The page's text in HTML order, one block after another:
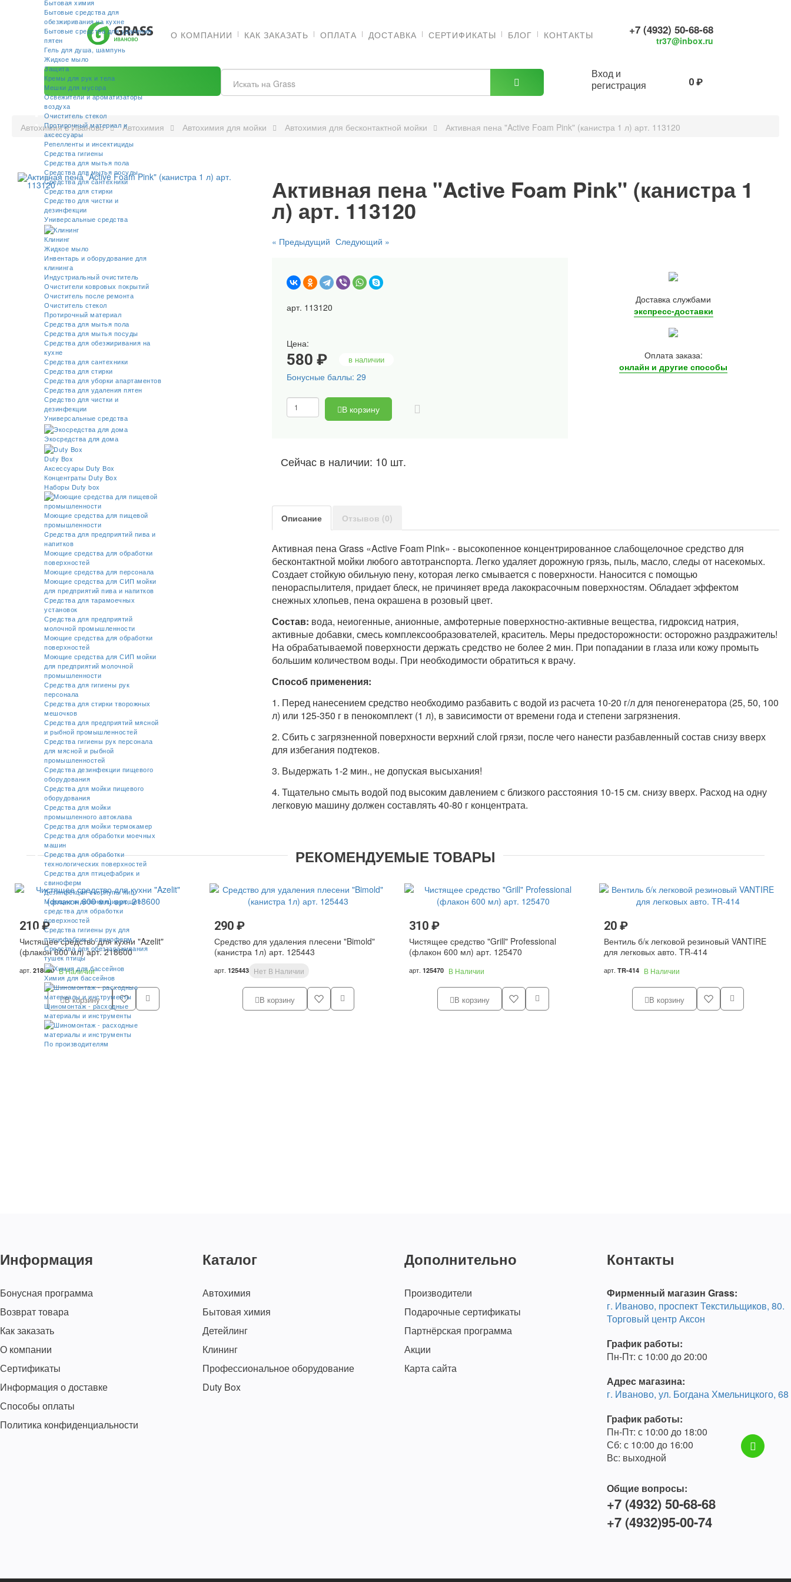
О КОМПАНИИ КАК ЗАКАЗАТЬ ОПЛАТА ДОСТАВКА СЕРТИФИКАТЫ БЛОГ КОНТАКТЫ +7 (4932) 50-68-68
tr37@inbox.ru
Бытовая химия
Бытовые средства для
обезжиривания на кухне
Бытовые средства для удаления
пятен
Гель для душа, шампунь
Жидкое мыло
Защита
Кремы для рук и тела
Мешки для мусора
Освежители и ароматизаторы
воздуха
Очиститель стекол
Протирочный материал и
аксессуары
Репелленты и инсектициды
Средства гигиены
Средства для мытья пола
Средства для мытья посуды
Средства для сантехники
Средства для стирки
Средство для чистки и
дезинфекции
Универсальные средства
Клининг
Жидкое мыло
Инвентарь и оборудование для
клининга
Индустриальный очиститель
Очистители ковровых покрытий
Очиститель после ремонта
Очиститель стекол
Протирочный материал
Средства для мытья пола
Средства для мытья посуды
Средства для обезжиривания на
кухне
Средства для сантехники
Средства для стирки
Средства для уборки апартаментов
Средства для удаления пятен
Средство для чистки и
дезинфекции
Универсальные средства
Экосредства для дома
Duty Box
Аксессуары Duty Box
Концентраты Duty Box
Наборы Duty box
Моющие средства для пищевой
промышленности
Cредства для предприятий пива и
напитков
Моющие средства для обработки
поверхностей
Моющие средства для персонала
Моющие средства для СИП мойки
для предприятий пива и напитков
Средства для тарамоечных
установок
Средства для предприятий
молочной промышленности
Моющие средства для обработки
поверхностей
Моющие средства для СИП мойки
для предприятий молочной
промышленности
Средства для гигиены рук
персонала
Средства для стирки творожных
мешочков
Средства для предприятий мясной
и рыбной промышленностей
Средства гигиены рук персонала
для мясной и рыбной
промышленностей
Средства дезинфекции пищевого
оборудования
Средства для мойки пищевого
оборудования
Средства для мойки
промышленного автоклава
Средства для мойки термокамер
Средства для обработки моечных
машин
Средства для обработки
технологических поверхностей
Средства для птицефабрик и
свиноферм
Дезинфекция скорлупы яиц
Моющие и дезинфицирующие
средства для обработки
поверхностей
Средства гигиены рук для
птицефабрик и свиноферм
Средства для обеззараживания
тушек птицы
Химия для бассейнов
Шиномонтаж - расходные
материалы и инструменты
По производителям
Вход и
регистрация
0 ₽
Автохимия в Иваново Автохимия Автохимия для мойки Автохимия для бесконтактной мойки Активная пена "Active Foam Pink" (канистра 1 л) арт. 113120
Активная пена "Active Foam Pink" (канистра 1
л) арт. 113120
« Предыдущий Следующий »
арт. 113120
Цена:
580 ₽ в наличии
Бонусные баллы: 29
В корзину
Доставка службами
экспресс-доставки
Оплата заказа:
онлайн и другиеспособы
Сейчас в наличии: 10 шт.
Описание Отзывов (0)
Активная пена Grass «Active Foam Pink» - высокопенное концентрированное слабощелочное средство для
бесконтактной мойки любого автотранспорта. Легко удаляет дорожную грязь, пыль, масло, следы от насекомых.
Создает стойкую обильную пену, которая легко смывается с поверхности. Наносится с помощью
пенораспылителя, придает блеск, не причиняет вреда лакокрасочным поверхностям. Обладает эффектом
снежных хлопьев, пена окрашена в розовый цвет.
Состав: вода, неиогенные, анионные, амфотерные поверхностно-активные вещества, гидроксид натрия,
активные добавки, смесь комплексообразователей, краситель. Меры предосторожности: осторожно раздражитель!
На обрабатываемой поверхности держать средство не более 2 мин. При попадании в глаза или кожу промыть
большим количеством воды. При необходимости обратиться к врачу.
Способ применения:
1. Перед нанесением средство необходимо разбавить с водой из расчета 10-20 г/л для пеногенератора (25, 50, 100
л) или 125-350 г в пенокомплект (1 л), в зависимости от времени года и степени загрязнения.
2. Сбить с загрязненной поверхности верхний слой грязи, после чего нанести разбавленный состав снизу вверх
для избегания подтеков.
3. Выдержать 1-2 мин., не допуская высыхания!
4. Тщательно смыть водой под высоким давлением с близкого расстояния 10-15 см. снизу вверх. Расход на одну
легковую машину должен составлять 40-80 г концентрата.
РЕКОМЕНДУЕМЫЕ ТОВАРЫ
210 ₽
Чистящее средство для кухни "Azelit"
(флакон 600 мл) арт. 218600
арт. 218600 В Наличии
В корзину
290 ₽
Средство для удаления плесени "Bimold"
(канистра 1л) арт. 125443
арт. 125443 Нет В Наличии
В корзину
310 ₽
Чистящее средство "Grill" Professional
(флакон 600 мл) арт. 125470
арт. 125470 В Наличии
В корзину
20 ₽
Вентиль б/к легковой резиновый VANTIRE
для легковых авто. TR-414
арт. TR-414 В Наличии
В корзину
Информация
Бонусная программа
Возврат товара
Как заказать
О компании
Сертификаты
Информация о доставке
Способы оплаты
Политика конфиденциальности
Каталог
Автохимия
Бытовая химия
Детейлинг
Клининг
Профессиональное оборудование
Duty Box
Дополнительно
Производители
Подарочные сертификаты
Партнёрская программа
Акции
Карта сайта
Контакты
Фирменный магазин Grass:
г. Иваново, проспект Текстильщиков, 80.
Торговый центр Аксон
График работы:
Пн-Пт: с 10:00 до 20:00
Адрес магазина:
г. Иваново, ул. Богдана Хмельницкого, 68
График работы:
Пн-Пт: с 10:00 до 18:00
Сб: с 10:00 до 16:00
Вс: выходной
Общие вопросы:
+7 (4932) 50-68-68
+7 (4932)95-00-74